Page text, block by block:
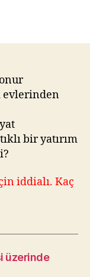
evlerinden
bir yatırım
iddialı. Kaç
üzerinde